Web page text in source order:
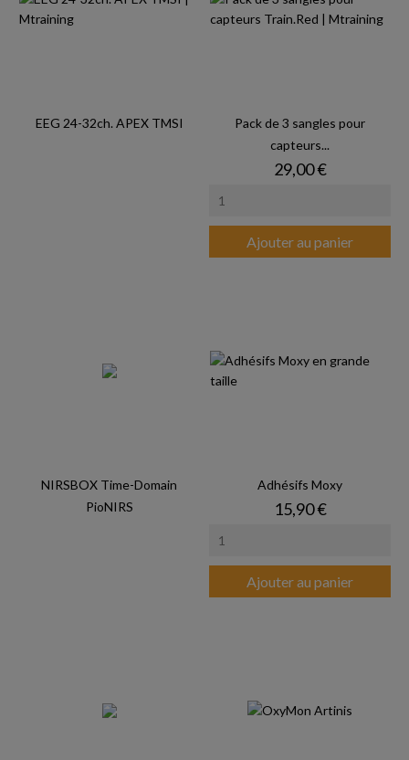
EEG 24-32ch. APEX TMSI
Pack de 3 sangles pour
capteurs...
Prix
29,00 €
Ajouter au panier
NIRSBOX Time-Domain
PioNIRS
Adhésifs Moxy
Prix
15,90 €
Ajouter au panier